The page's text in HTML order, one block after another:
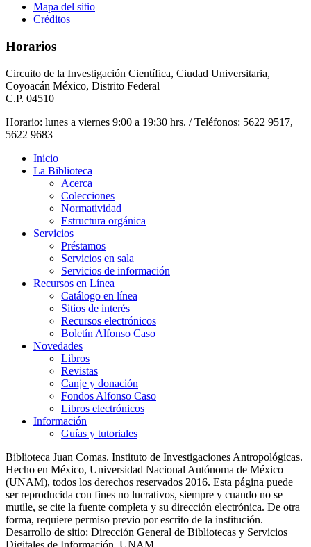
Mapa del sitio
Créditos
Horarios
Circuito de la Investigación Científica, Ciudad Universitaria,
Coyoacán México, Distrito Federal
C.P. 04510
Horario: lunes a viernes 9:00 a 19:30 hrs. / Teléfonos: 5622 9517,
5622 9683
Inicio
La Biblioteca
Acerca
Colecciones
Normatividad
Estructura orgánica
Servicios
Préstamos
Servicios en sala
Servicios de información
Recursos en Línea
Catálogo en línea
Sitios de interés
Recursos electrónicos
Boletín Alfonso Caso
Novedades
Libros
Revistas
Canje y donación
Fondos Alfonso Caso
Libros electrónicos
Información
Guías y tutoriales
Biblioteca Juan Comas. Instituto de Investigaciones Antropológicas.
Hecho en México, Universidad Nacional Autónoma de México
(UNAM), todos los derechos reservados 2016. Esta página puede
ser reproducida con fines no lucrativos, siempre y cuando no se
mutile, se cite la fuente completa y su dirección electrónica. De otra
forma, requiere permiso previo por escrito de la institución.
Desarrollo de sitio: Dirección General de Bibliotecas y Servicios
Digitales de Información, UNAM.